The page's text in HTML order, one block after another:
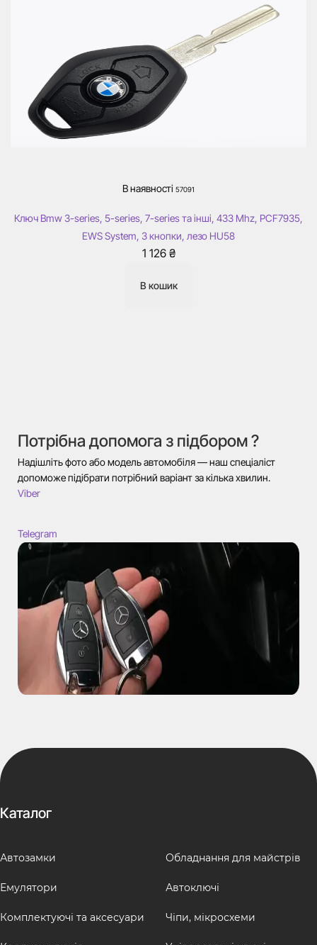
В наявності 57091
Ключ Bmw 3-series, 5-series, 7-series та інші, 433 Mhz, PCF7935,
EWS System, 3 кнопки, лезо HU58
1 126 ₴
В кошик
Потрібна допомога з підбором ?
Надішліть фото або модель автомобіля — наш спеціаліст
допоможе підібрати потрібний варіант за кілька хвилин.
Viber
Telegram
Каталог
Автозамки
Емулятори
Комплектуючі та аксесуари
Обладнання для майстрів
Автоключі
Чіпи, мікросхеми